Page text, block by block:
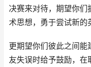
决赛来对待，期望你
术思想，勇于尝试新的
更期望你们彼此之间能
友失误时给予鼓励，在